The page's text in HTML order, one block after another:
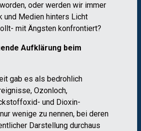
oder werden wir immer
und Medien hinters Licht
mit Ängsten konfrontiert?
Aufklärung beim
gab es als bedrohlich
Ozonloch,
und Dioxin-
wenige zu nennen, bei deren
Darstellung durchaus